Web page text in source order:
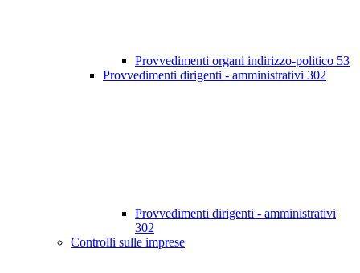
Provvedimenti organi indirizzo-politico 53
Provvedimenti dirigenti - amministrativi 302
Provvedimenti dirigenti - amministrativi
302
Controlli sulle imprese